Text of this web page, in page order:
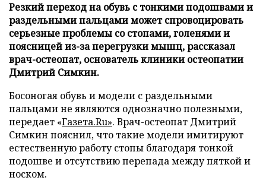
Резкий переход на обувь с тонкими подошвами и
раздельными пальцами может спровоцировать
серьезные проблемы со стопами, голенями и
поясницей из-за перегрузки мышц, рассказал
врач-остеопат, основатель клиники остеопатии
Дмитрий Симкин.
Босоногая обувь и модели с раздельными
пальцами не являются однозначно полезными,
передает «Газета.Ru». Врач-остеопат Дмитрий
Симкин пояснил, что такие модели имитируют
естественную работу стопы благодаря тонкой
подошве и отсутствию перепада между пяткой и
носком.